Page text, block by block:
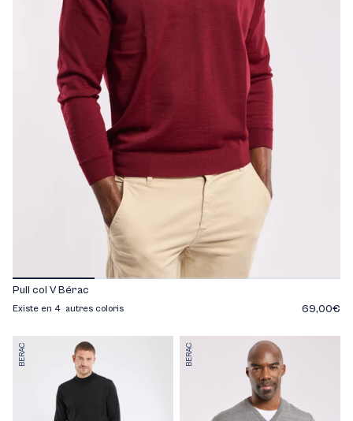
Pull col V Bérac
Existe en 4 autres coloris 69,00€
BERAC BERAC